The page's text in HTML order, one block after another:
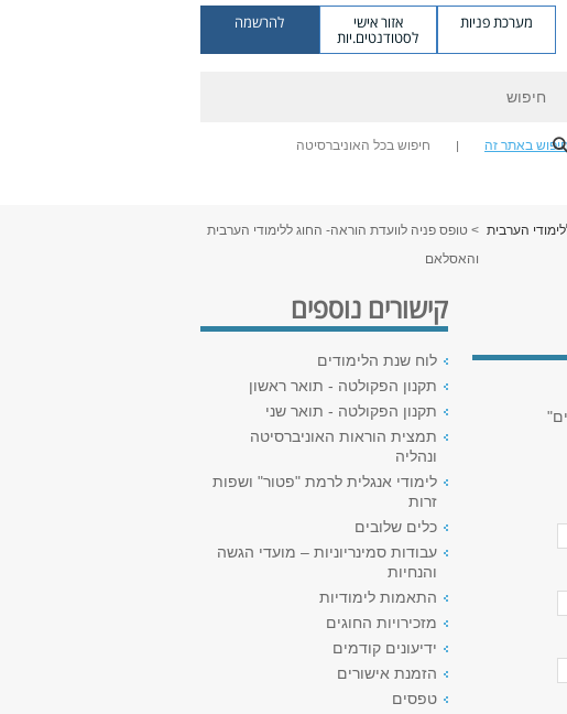
מערכת פניות אזור אישי
לסטודנטים.יות
להרשמה
חיפוש באתר זה חיפוש בכל האוניברסיטה
הערבית > טופס פניה לוועדת הוראה- החוג ללימודי הערבית
והאסלאם
קישורים נוספים
לוח שנת הלימודים
תקנון הפקולטה - תואר ראשון
תקנון הפקולטה - תואר שני
תמצית הוראות האוניברסיטה
ונהליה
לימודי אנגלית לרמת "פטור" ושפות
זרות
כלים שלובים
עבודות סמינריוניות – מועדי הגשה
והנחיות
התאמות לימודיות
מזכירויות החוגים
ידיעונים קודמים
הזמנת אישורים
טפסים